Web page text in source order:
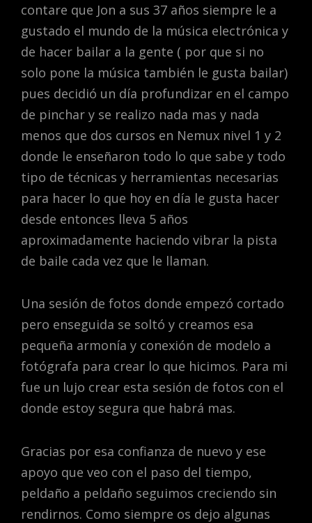
contare que Jon a sus 37 años siempre le a
gustado el mundo de la música electrónica y
de hacer bailar a la gente ( por que si no
solo pone la música también le gusta bailar)
pues decidió un día profundizar en el campo
de pinchar y se realizo nada mas y nada
menos que dos cursos en Nemux nivel 1 y 2
donde le enseñaron todo lo que sabe y todo
tipo de técnicas y herramientas necesarias
para hacer lo que hoy en día le gusta hacer
desde entonces lleva 5 años
aproximadamente haciendo vibrar la pista
de baile cada vez que le llaman.
Una sesión de fotos donde empezó cortado
pero enseguida se soltó y creamos esa
pequeña armonía y conexión de modelo a
fotógrafa para crear lo que hicimos. Para mi
fue un lujo crear esta sesión de fotos con el
donde estoy segura que habrá mas.
Gracias por esa confianza de nuevo y ese
apoyo que veo con el paso del tiempo,
peldaño a peldaño seguimos creciendo sin
rendirnos. Como siempre os dejo algunas